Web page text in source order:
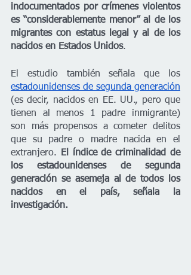
indocumentados por crímenes violentos
es “considerablemente menor” al de los
migrantes con estatus legal y al de los
nacidos en Estados Unidos.
estadounidenses de segunda generación
(es decir, nacidos en EE. UU., pero que
tienen al menos 1 padre inmigrante)
son más propensos a cometer delitos
que su padre o madre nacida en el
extranjero. El índice de criminalidad de
los estadounidenses de segunda
generación se asemeja al de todos los
nacidos en el país, señala la
investigación.